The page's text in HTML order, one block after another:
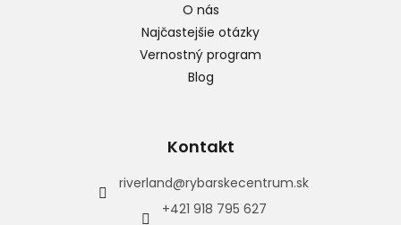
O nás
Najčastejšie otázky
Vernostný program
Blog
Kontakt
riverland@rybarskecentrum.sk
+421 918 795 627